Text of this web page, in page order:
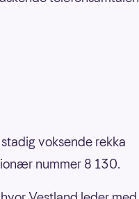
voksende rekka
nummer 8 130.